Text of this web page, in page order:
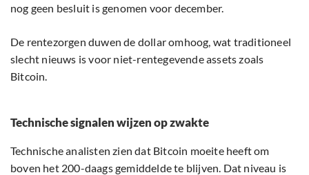
nog geen besluit is genomen voor december.
De rentezorgen duwen de dollar omhoog, wat traditioneel
slecht nieuws is voor niet-rentegevende assets zoals
Bitcoin.
Technische signalen wijzen op zwakte
Technische analisten zien dat Bitcoin moeite heeft om
boven het 200-daags gemiddelde te blijven. Dat niveau is